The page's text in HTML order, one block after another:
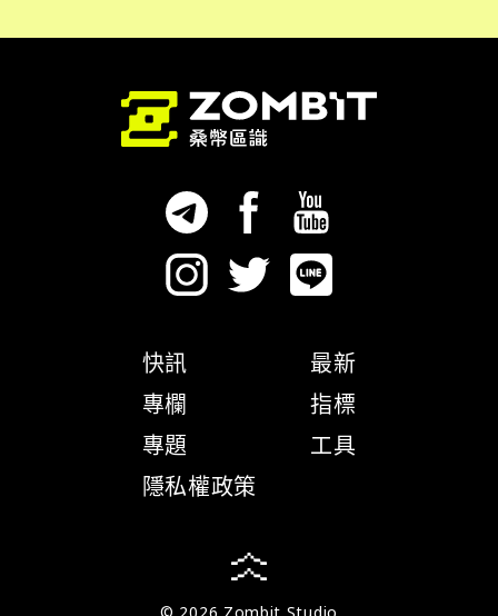
快訊
專欄
專題
隱私權政策
最新
指標
工具